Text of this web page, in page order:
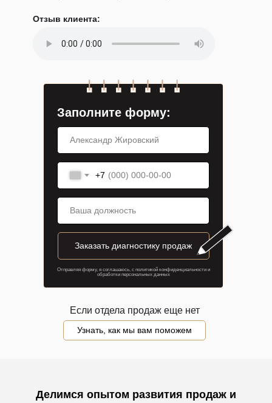
Узнать, как мы вам поможем
Если отдела продаж еще нет
Отзыв клиента:
+7
Заказать диагностику продаж
Заполните форму:
Отправляя форму, я соглашаюсь, с политикой конфиденциальности и
обработки персональных данных
Делимся опытом развития продаж и